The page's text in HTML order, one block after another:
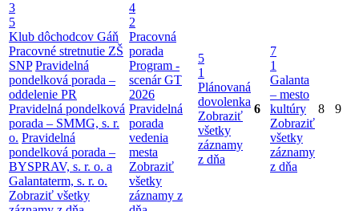
3
5
Klub dôchodcov Gáň
Pracovné stretnutie ZŠ
SNP Pravidelná
pondelková porada –
oddelenie PR
Pravidelná pondelková
porada – SMMG, s. r.
o. Pravidelná
pondelková porada –
BYSPRAV, s. r. o. a
Galantaterm, s. r. o.
Zobraziť všetky
4
2
Pracovná
porada
Program -
scenár GT
2026
Pravidelná
porada
vedenia
mesta
Zobraziť
všetky
záznamy z
5
1
Plánovaná
dovolenka
Zobraziť
všetky
záznamy
z dňa
6
7
1
Galanta
– mesto
kultúry
Zobraziť
všetky
záznamy
z dňa
8 9